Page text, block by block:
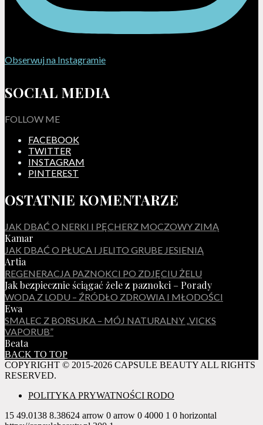
Obserwuj na Instagramie
SOCIAL MEDIA
FOLLOW ME
FACEBOOK
TWITTER
INSTAGRAM
PINTEREST
OSTATNIE KOMENTARZE
JAK DBAĆ O NERKI I PĘCHERZ MOCZOWY ZIMĄ
Kamar
JAK DBAĆ O PŁUCA I JELITO GRUBE JESIENIĄ
Artia
REGENERACJA PAZNOKCI PO ZDJĘCIU ŻELU
Jak bezpiecznie ściągać żele z paznokci – Porady
WODA Z LODU – ŹRÓDŁO ZDROWIA I MŁODOŚCI
Ewa
SMALEC Z BORSUKA – MÓJ NATURALNY „VICKS
VAPORUB”
Beata
BACK TO TOP
COPYRIGHT © 2015-2026 CAPSULE BEAUTY ALL RIGHTS
RESERVED.
POLITYKA PRYWATNOŚCI RODO
15 49.0138 8.38624 arrow 0 arrow 0 4000 1 0 horizontal